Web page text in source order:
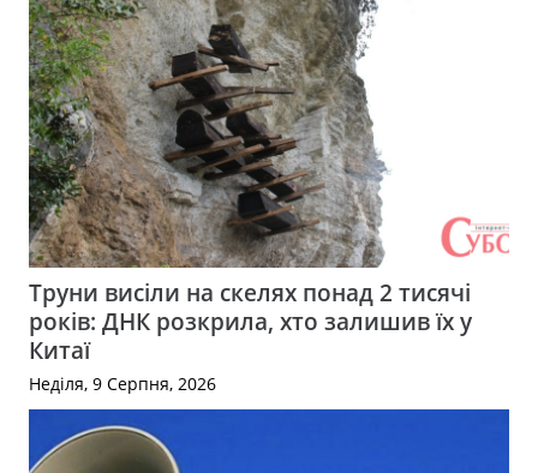
Труни висіли на скелях понад 2 тисячі
років: ДНК розкрила, хто залишив їх у
Китаї
Неділя, 9 Серпня, 2026